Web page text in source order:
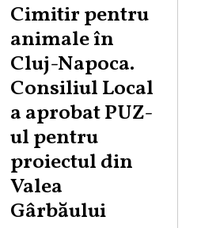
Cimitir pentru
animale în
Cluj-Napoca.
Consiliul Local
a aprobat PUZ-
ul pentru
proiectul din
Valea
Gârbăului